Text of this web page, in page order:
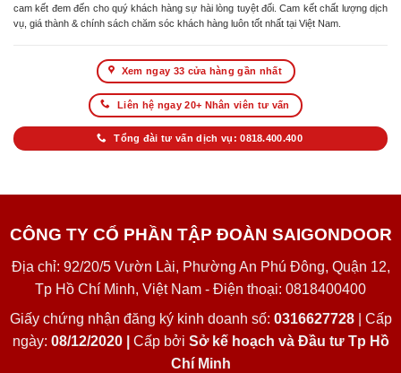
cam kết đem đến cho quý khách hàng sự hài lòng tuyệt đối. Cam kết chất lượng dịch
vụ, giá thành & chính sách chăm sóc khách hàng luôn tốt nhất tại Việt Nam.
Xem ngay 33 cửa hàng gần nhất
Liên hệ ngay 20+ Nhân viên tư vấn
Tổng đài tư vấn dịch vụ: 0818.400.400
CÔNG TY CỔ PHẦN TẬP ĐOÀN SAIGONDOOR
Địa chỉ: 92/20/5 Vườn Lài, Phường An Phú Đông, Quận 12,
Tp Hồ Chí Minh, Việt Nam - Điện thoại: 0818400400
Giấy chứng nhận đăng ký kinh doanh số: 0316627728| Cấp
ngày: 08/12/2020 | Cấp bởi Sở kế hoạch và Đầu tư Tp Hồ
Chí Minh